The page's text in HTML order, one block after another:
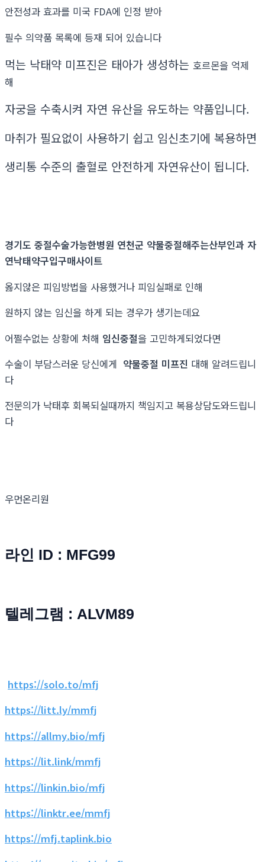
안전성과 효과를 미국 FDA에 인정 받아
필수 의약품 목록에 등재 되어 있습니다
먹는 낙태약 미프진은 태아가 생성하는 호르몬을 억제
해
자궁을 수축시켜 자연 유산을 유도하는 약품입니다.
마취가 필요없이 사용하기 쉽고 임신초기에 복용하면
생리통 수준의 출혈로 안전하게 자연유산이 됩니다.
경기도 중절수술가능한병원 연천군 약물중절해주는산부인과 자
연낙태약구입구매사이트
옳지않은 피임방법을 사용했거나 피임실패로 인해
원하지 않는 임신을 하게 되는 경우가 생기는데요
어쩔수없는 상황에 처해 임신중절을 고민하게되었다면
수술이 부담스러운 당신에게 약물중절 미프진 대해 알려드립니
다
전문의가 낙태후 회복되실때까지 책임지고 복용상담도와드립니
다
우먼온리원
라인 ID : MFG99
텔레그램 : ALVM89
https://solo.to/mfj
https://litt.ly/mmfj
https://allmy.bio/mfj
https://lit.link/mmfj
https://linkin.bio/mfj
https://linktr.ee/mmfj
https://mfj.taplink.bio